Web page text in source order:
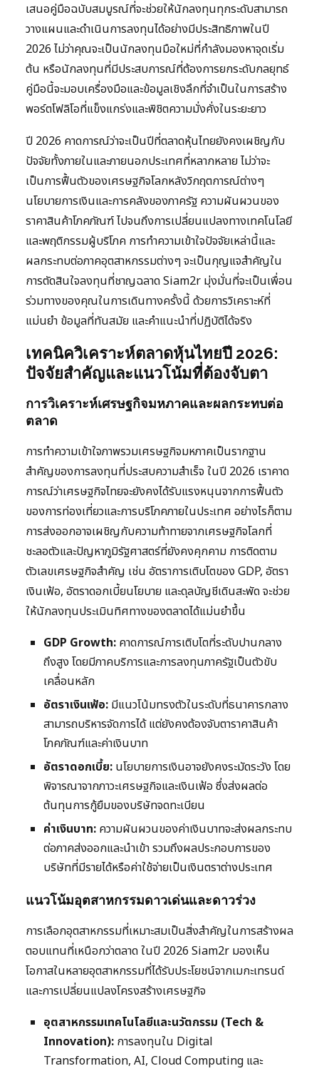
เสนอคู่มือฉบับสมบูรณ์ที่จะช่วยให้นักลงทุนทุกระดับสามารถ
วางแผนและดำเนินการลงทุนได้อย่างมีประสิทธิภาพในปี
2026 ไม่ว่าคุณจะเป็นนักลงทุนมือใหม่ที่กำลังมองหาจุดเริ่ม
ต้น หรือนักลงทุนที่มีประสบการณ์ที่ต้องการยกระดับกลยุทธ์
คู่มือนี้จะมอบเครื่องมือและข้อมูลเชิงลึกที่จำเป็นในการสร้าง
พอร์ตโฟลิโอที่แข็งแกร่งและพิชิตความมั่งคั่งในระยะยาว
ปี 2026 คาดการณ์ว่าจะเป็นปีที่ตลาดหุ้นไทยยังคงเผชิญกับ
ปัจจัยทั้งภายในและภายนอกประเทศที่หลากหลาย ไม่ว่าจะ
เป็นการฟื้นตัวของเศรษฐกิจโลกหลังวิกฤตการณ์ต่างๆ
นโยบายการเงินและการคลังของภาครัฐ ความผันผวนของ
ราคาสินค้าโภคภัณฑ์ ไปจนถึงการเปลี่ยนแปลงทางเทคโนโลยี
และพฤติกรรมผู้บริโภค การทำความเข้าใจปัจจัยเหล่านี้และ
ผลกระทบต่อภาคอุตสาหกรรมต่างๆ จะเป็นกุญแจสำคัญใน
การตัดสินใจลงทุนที่ชาญฉลาด Siam2r มุ่งมั่นที่จะเป็นเพื่อน
ร่วมทางของคุณในการเดินทางครั้งนี้ ด้วยการวิเคราะห์ที่
แม่นยำ ข้อมูลที่ทันสมัย และคำแนะนำที่ปฏิบัติได้จริง
เทคนิควิเคราะห์ตลาดหุ้นไทยปี 2026:
ปัจจัยสำคัญและแนวโน้มที่ต้องจับตา
การวิเคราะห์เศรษฐกิจมหภาคและผลกระทบต่อ
ตลาด
การทำความเข้าใจภาพรวมเศรษฐกิจมหภาคเป็นรากฐาน
สำคัญของการลงทุนที่ประสบความสำเร็จ ในปี 2026 เราคาด
การณ์ว่าเศรษฐกิจไทยจะยังคงได้รับแรงหนุนจากการฟื้นตัว
ของการท่องเที่ยวและการบริโภคภายในประเทศ อย่างไรก็ตาม
การส่งออกอาจเผชิญกับความท้าทายจากเศรษฐกิจโลกที่
ชะลอตัวและปัญหาภูมิรัฐศาสตร์ที่ยังคงคุกคาม การติดตาม
ตัวเลขเศรษฐกิจสำคัญ เช่น อัตราการเติบโตของ GDP, อัตรา
เงินเฟ้อ, อัตราดอกเบี้ยนโยบาย และดุลบัญชีเดินสะพัด จะช่วย
ให้นักลงทุนประเมินทิศทางของตลาดได้แม่นยำขึ้น
GDP Growth: คาดการณ์การเติบโตที่ระดับปานกลาง
ถึงสูง โดยมีภาคบริการและการลงทุนภาครัฐเป็นตัวขับ
เคลื่อนหลัก
อัตราเงินเฟ้อ: มีแนวโน้มทรงตัวในระดับที่ธนาคารกลาง
สามารถบริหารจัดการได้ แต่ยังคงต้องจับตาราคาสินค้า
โภคภัณฑ์และค่าเงินบาท
อัตราดอกเบี้ย: นโยบายการเงินอาจยังคงระมัดระวัง โดย
พิจารณาจากภาวะเศรษฐกิจและเงินเฟ้อ ซึ่งส่งผลต่อ
ต้นทุนการกู้ยืมของบริษัทจดทะเบียน
ค่าเงินบาท: ความผันผวนของค่าเงินบาทจะส่งผลกระทบ
ต่อภาคส่งออกและนำเข้า รวมถึงผลประกอบการของ
บริษัทที่มีรายได้หรือค่าใช้จ่ายเป็นเงินตราต่างประเทศ
แนวโน้มอุตสาหกรรมดาวเด่นและดาวร่วง
การเลือกอุตสาหกรรมที่เหมาะสมเป็นสิ่งสำคัญในการสร้างผล
ตอบแทนที่เหนือกว่าตลาด ในปี 2026 Siam2r มองเห็น
โอกาสในหลายอุตสาหกรรมที่ได้รับประโยชน์จากเมกะเทรนด์
และการเปลี่ยนแปลงโครงสร้างเศรษฐกิจ
อุตสาหกรรมเทคโนโลยีและนวัตกรรม (Tech &
Innovation): การลงทุนใน Digital
Transformation, AI, Cloud Computing และ